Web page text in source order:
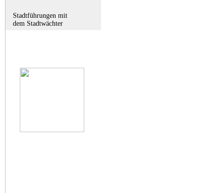
Stadtführungen mit
dem Stadtwächter